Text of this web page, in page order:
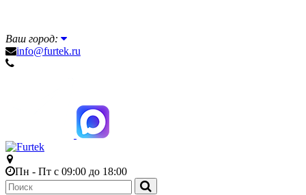
Ваш город:
info@furtek.ru
Пн - Пт с 09:00 до 18:00